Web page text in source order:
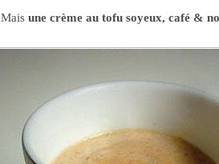
Maisune crème au tofu soyeux, café &